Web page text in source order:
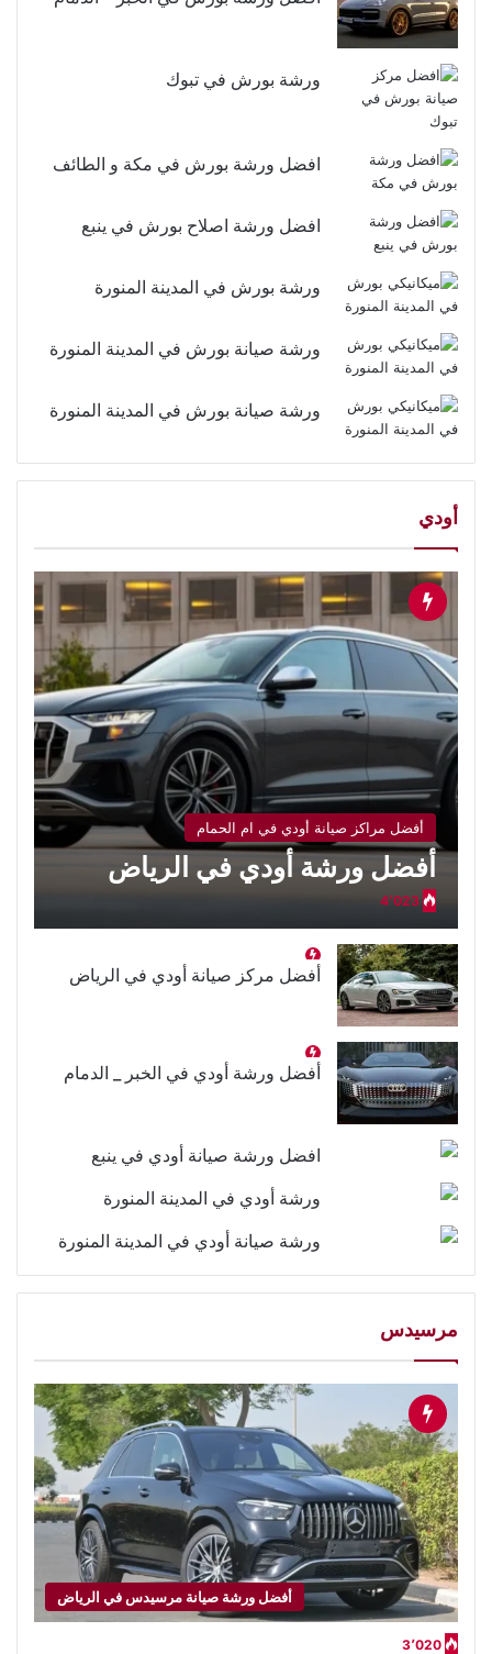
ورشة بورش في تبوك
افضل ورشة بورش في مكة و الطائف
افضل ورشة اصلاح بورش في ينبع
ورشة بورش في المدينة المنورة
ورشة صيانة بورش في المدينة المنورة
ورشة صيانة بورش في المدينة المنورة
أودي
أفضل مراكز صيانة أودي في ام الحمام
أفضل ورشة أودي في الرياض
4٬023
أفضل مركز صيانة أودي في الرياض
أفضل ورشة أودي في الخبر _ الدمام
افضل ورشة صيانة أودي في ينبع
ورشة أودي في المدينة المنورة
ورشة صيانة أودي في المدينة المنورة
مرسيدس
أفضل ورشة صيانة مرسيدس في الرياض
3٬020